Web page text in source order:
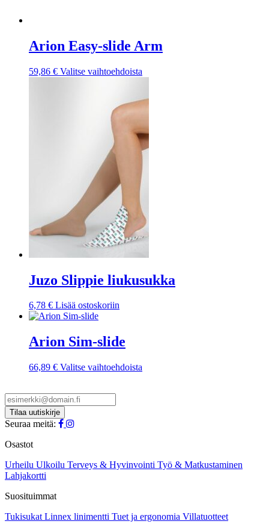
Arion Easy-slide Arm
59,86 € Valitse vaihtoehdoista
useampi
Voit
tehdä
valinnat
tuotteen
Juzo Slippie liukusukka
6,78 € Lisää ostoskoriin
Arion Sim-slide
66,89 € Valitse vaihtoehdoista
sivulla.
Seuraa meitä:
Osastot
Urheilu Ulkoilu Terveys & Hyvinvointi Työ & Matkustaminen
Lahjakortti
Suosituimmat
Tukisukat Linnex linimentti Tuet ja ergonomia Villatuotteet